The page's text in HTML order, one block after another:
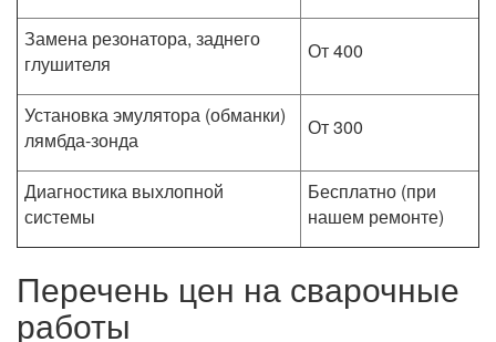
Замена резонатора, заднего
глушителя
От 400
Установка эмулятора (обманки)
лямбда-зонда
От 300
Диагностика выхлопной
системы
Бесплатно (при
нашем ремонте)
Перечень цен на сварочные
работы